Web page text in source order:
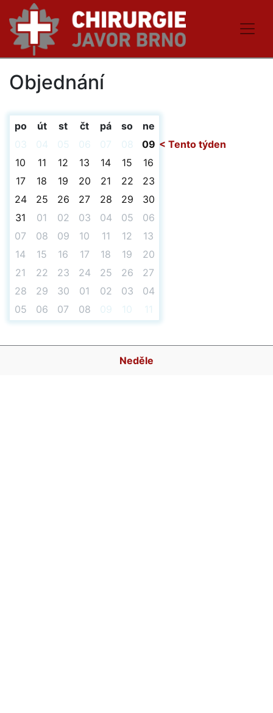
Objednání
Ceník
Kontakt
Objednání
po út st čt pá so
ne
03
04 05 06 07 08 09 < Tento týden
10
11 12 13 14 15
16
17
18 19 20 21 22
23
24
25 26 27 28 29
30
31
01 02 03 04 05
06
07
08 09 10 11 12
13
14
15 16 17 18 19
20
21
22 23 24 25 26
27
28
29 30 01 02 03
04
05
06 07 08 09 10 11
Neděle